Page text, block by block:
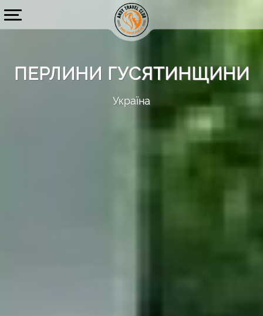
ПЕРЛИНИ ГУСЯТИНЩИНИ
Україна